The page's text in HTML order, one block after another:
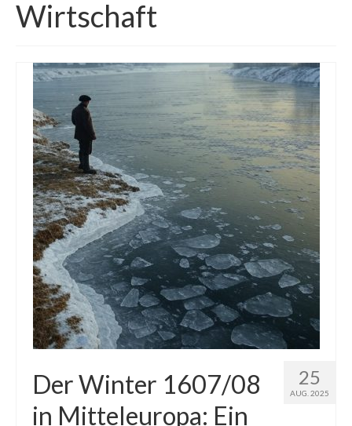
Die Kältepole der Nordhalbkugel: Kanadische
Ellesmere Island – Die nördlichste Wildnis
Kanadas
Die Natur der Hudson-Bay und umliegender
Regionen
Die Laptewsee: Die Eisfabrik der Arktis
EisSued
Schneehöhen
Ostsee
Temperaturen in der Arktis und Antarktis
Wetter Arktis Antarktis
Wirtschaft
25
AUG. 2025
Der Winter 1607/08
in Mitteleuropa: Ein